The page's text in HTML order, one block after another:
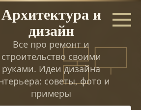
Архитектура и
дизайн
Все про ремонт и
строительство своими
руками. Идеи дизайна
советы, фото и
примеры